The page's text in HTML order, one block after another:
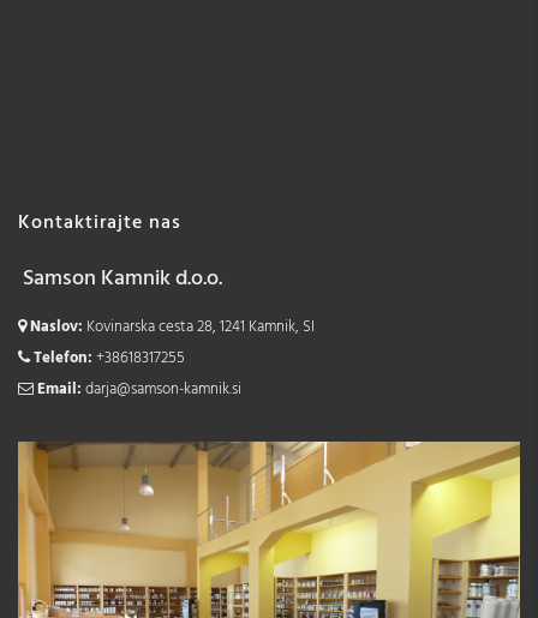
Kontaktirajte nas
Samson Kamnik d.o.o.
Naslov: Kovinarska cesta 28, 1241 Kamnik, SI
Telefon:+38618317255
Email:darja@samson-kamnik.si